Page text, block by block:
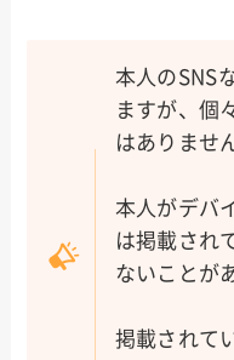
本人のSNS
ますが、個
はありませ
本人がデバ
は掲載され
ないことが
掲載されて